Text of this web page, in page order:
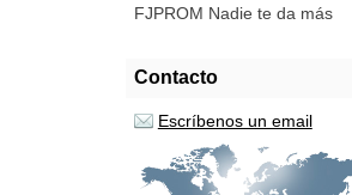
FJPROM Nadie te da más
Contacto
Escríbenos un email